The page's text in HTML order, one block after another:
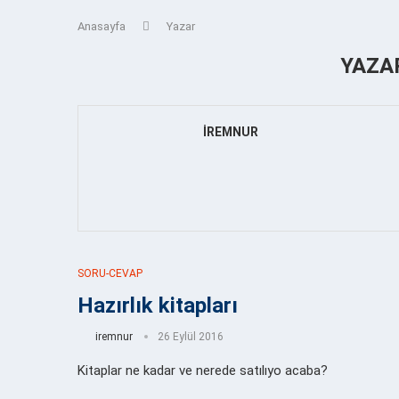
Anasayfa Yazar
IREMNUR
SORU-CEVAP
Hazırlık kitapları
iremnur 26 Eylül 2016
Kitaplar ne kadar ve nerede satılıyo acaba?